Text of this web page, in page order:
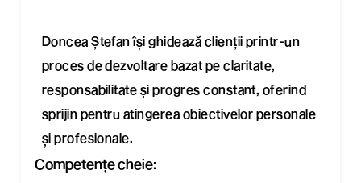
Doncea Ștefan își ghidează clienții printr-un
proces de dezvoltare bazat pe claritate,
responsabilitate și progres constant, oferind
sprijin pentru atingerea obiectivelor personale
și profesionale.
Competențe cheie: